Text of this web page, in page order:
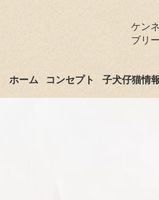
ケン
ブリ
ホーム コンセプト 子犬仔猫情